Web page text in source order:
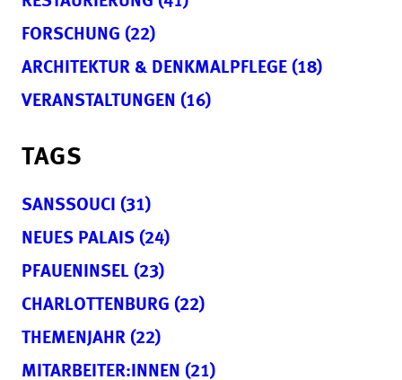
FORSCHUNG (22)
ARCHITEKTUR & DENKMALPFLEGE (18)
VERANSTALTUNGEN (16)
TAGS
SANSSOUCI (31)
NEUES PALAIS (24)
PFAUENINSEL (23)
CHARLOTTENBURG (22)
THEMENJAHR (22)
MITARBEITER:INNEN (21)